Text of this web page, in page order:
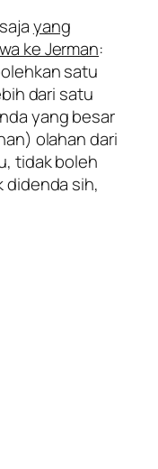
yang
ke Jerman:
satu
dari satu
yang besar
olahan dari
tidak boleh
didenda sih,